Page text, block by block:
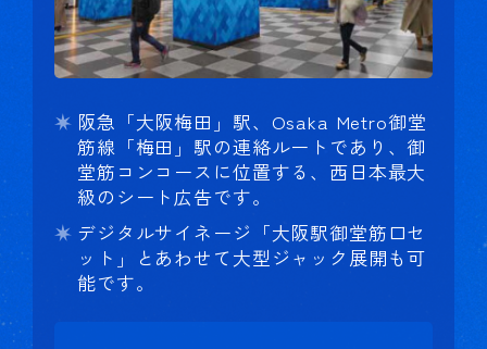
阪急「大阪梅田」駅、Osaka Metro御堂
筋線「梅田」駅の連絡ルートであり、御
堂筋コンコースに位置する、西日本最大
級のシート広告です。
デジタルサイネージ「大阪駅御堂筋口セ
ット」とあわせて大型ジャック展開も可
能です。